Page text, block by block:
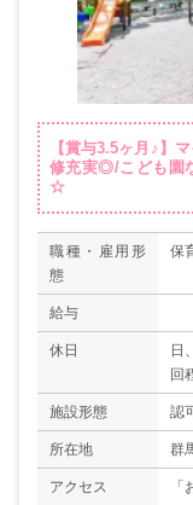
【賞与3.5ヶ月♪】
修充実◎/こども園
☆
職種・雇用形
態
保
給与
休日
日
回
施設形態 認
所在地 群
アクセス